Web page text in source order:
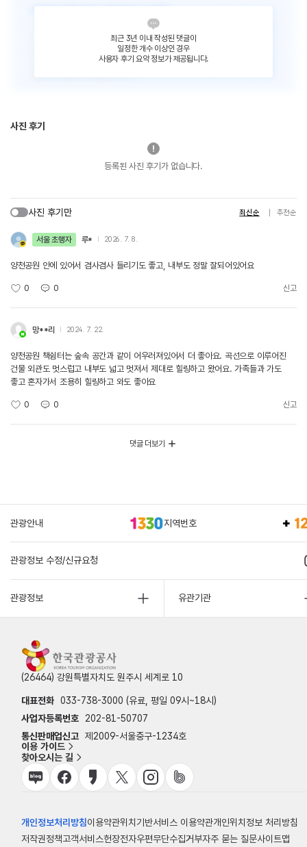
최근 3년 이내 작성된 댓글이
일정한 개수 이상인 경우
사용자 후기 요약 정보가 제공됩니다.
사진 후기
등록된 사진 후기가 없습니다.
사진 후기만 최신순 추천순
서울 초행자 루* 2026. 7. 8.
양천공원 안에 있어서 겸사겸사 들리기도 좋고, 내부도 정말 잘되어있어요
0 0 신고
망**리 2024. 7. 22.
양천공원 책쉼터는 숲속 공간과 같이 어우러져있어서 더 좋아요. 곡선으로 이루어진
건물 외관도 멋스럽고 내부도 넓고 멋져서 제대로 힐링하고 왔어요. 가족들과 가도
좋고 혼자가서 조용히 힐링하고 와도 좋아요
0 0 신고
댓글 더보기
관광안내 지역번호
관광정보 수정/신규요청
관광정보 유관기관
(26464) 강원특별자치도 원주시 세계로 10
대표전화 033-738-3000 (유료, 평일 09시~18시)
사업자등록번호
202-81-50707
통신판매업신고 제2009-서울중구-1234호
이용 가이드
찾아오시는 길
개인정보처리방침이용약관위치기반서비스 이용약관개인위치정보 처리방침
저작권정책고객서비스헌장전자우편무단수집거부자주 묻는 질문사이트맵